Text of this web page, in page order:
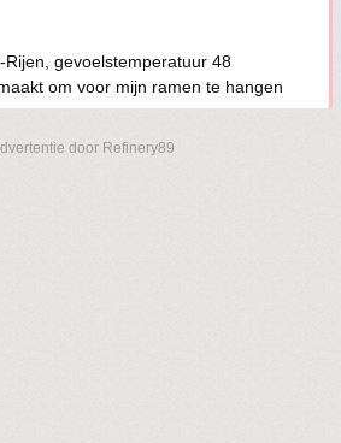
gevoelstemperatuur 48
om voor mijn ramen te hangen
door Refinery89